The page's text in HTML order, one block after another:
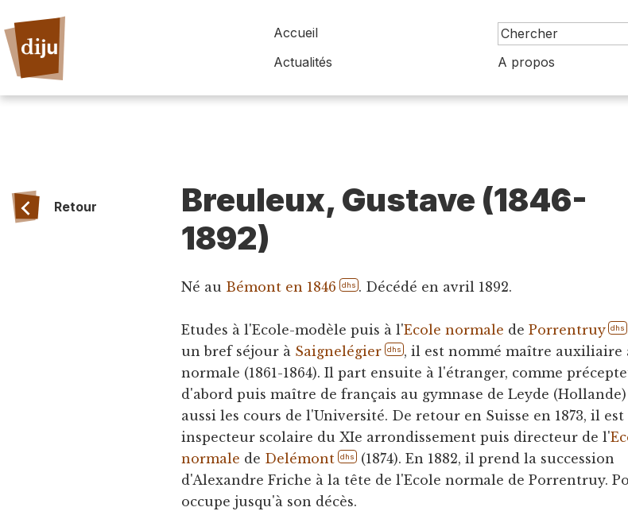
Accueil
Actualités
A propos
Retour
Breuleux, Gustave (1846-
1892)
Né au Bémont en 1846 dhs . Décédé en avril 1892.
Etudes à l'Ecole-modèle puis à l'Ecole normale dePorrentruy dhs
un bref séjour à Saignelégier dhs , il est nommé maître auxiliaire
normale (1861-1864). Il part ensuite à l'étranger, comme
d'abord puis maître de français au gymnase de Leyde
aussi les cours de l'Université. De retour en Suisse en 1873, il
inspecteur scolaire du XIe arrondissement puis directeur de l'
normale de Delémont dhs
(1874). En 1882, il prend la succession
d'Alexandre Friche à la tête de l'Ecole normale de Porrentruy.
occupe jusqu'à son décès.